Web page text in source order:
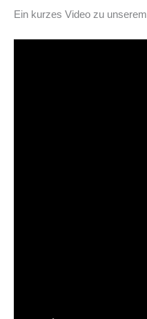
Ein kurzes Video zu unserem